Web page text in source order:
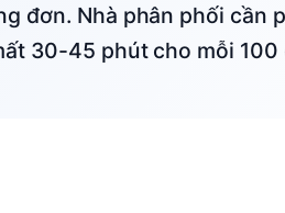
đơn. Nhà phân phối cần
30-45 phút cho mỗi